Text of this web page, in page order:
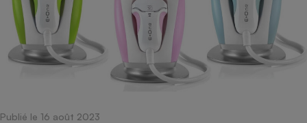
Publié le 16 août 2023
Sécurité - Hygiène
Assurance
Banque - Crédit
Epargne - Fiscalité
Circulation routière
Contrôle technique -
Pièce détachée
Moto
Comparatif
Comparatif casque audio
Crédit immobilier
Comparatif tondeuse
Maison de retraite
Choisir son fioul
Choisir son pellet
Comparateur assurance emprunteur
Energie Moins Chère Ensemble